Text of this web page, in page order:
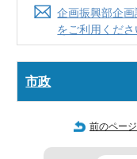
企画振興部企
をご利用くださ
市政
前のペー